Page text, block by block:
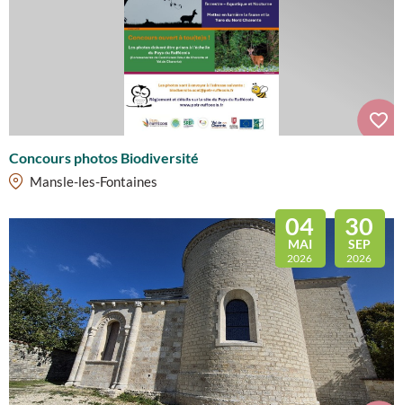
Concours photos Biodiversité
Mansle-les-Fontaines
04
MAI
2026
30
SEP
2026